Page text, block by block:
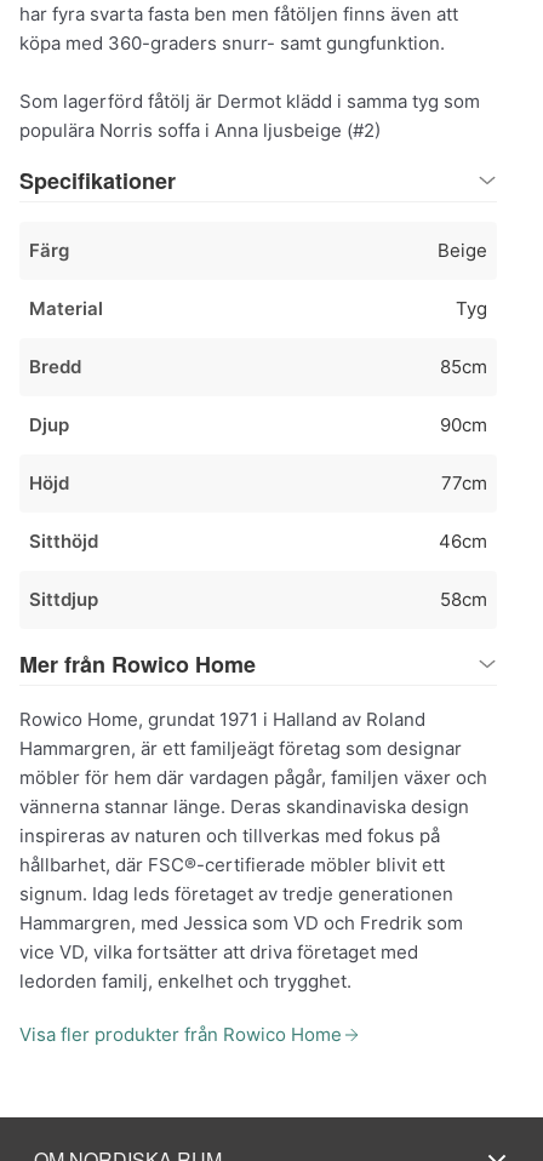
har fyra svarta fasta ben men fåtöljen finns även att
köpa med 360-graders snurr- samt gungfunktion.
Som lagerförd fåtölj är Dermot klädd i samma tyg som
populära Norris soffa i Anna ljusbeige (#2)
Specifikationer
Färg Beige
Material Tyg
Bredd 85cm
Djup 90cm
Höjd 77cm
Sitthöjd 46cm
Sittdjup 58cm
Mer från Rowico Home
Rowico Home, grundat 1971 i Halland av Roland
Hammargren, är ett familjeägt företag som designar
möbler för hem där vardagen pågår, familjen växer och
vännerna stannar länge. Deras skandinaviska design
inspireras av naturen och tillverkas med fokus på
hållbarhet, där FSC®-certifierade möbler blivit ett
signum. Idag leds företaget av tredje generationen
Hammargren, med Jessica som VD och Fredrik som
vice VD, vilka fortsätter att driva företaget med
ledorden familj, enkelhet och trygghet.
Visa fler produkter från Rowico Home